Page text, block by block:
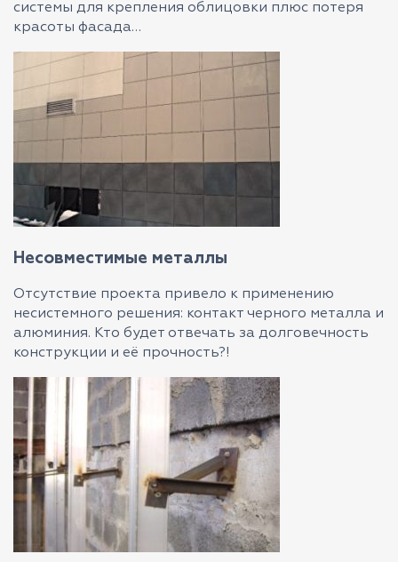
системы для крепления облицовки плюс потеря
красоты фасада…
Несовместимые металлы
Отсутствие проекта привело к применению
несистемного решения: контакт черного металла и
алюминия. Кто будет отвечать за долговечность
конструкции и её прочность?!